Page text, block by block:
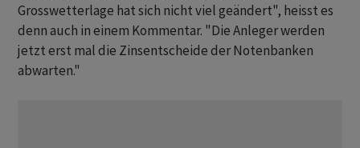
Grosswetterlage hat sich nicht viel geändert", heisst es
denn auch in einem Kommentar. "Die Anleger werden
jetzt erst mal die Zinsentscheide der Notenbanken
abwarten."